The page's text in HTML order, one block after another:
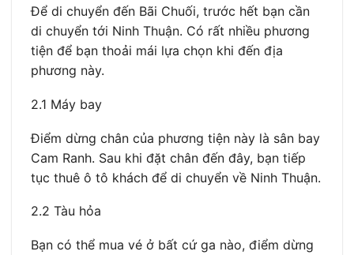
Để di chuyển đến Bãi Chuối, trước hết bạn cần
di chuyển tới Ninh Thuận. Có rất nhiều phương
tiện để bạn thoải mái lựa chọn khi đến địa
phương này.
2.1 Máy bay
Điểm dừng chân của phương tiện này là sân bay
Cam Ranh. Sau khi đặt chân đến đây, bạn tiếp
tục thuê ô tô khách để di chuyển về Ninh Thuận.
2.2 Tàu hỏa
Bạn có thể mua vé ở bất cứ ga nào, điểm dừng